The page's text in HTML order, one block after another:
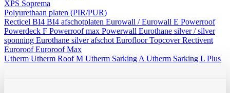
XPS Soprema
Polyurethaan platen (PIR/PUR)
Recticel BI4 BI4 afschotplaten Eurowall / Eurowall E Powerroof
Powerdeck F Powerroof max Powerwall Eurothane silver / silver
sponning Eurothane silver afschot EurofloorTopcoverRectivent
EuroroofEuroroof Max
Utherm Utherm Roof M Utherm Sarking A Utherm Sarking L Plus
Elev isogard AK/AF RF-S30mm40mm50mm60mm70mm